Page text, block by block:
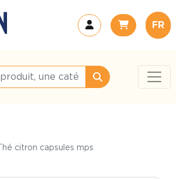
FR
Thé citron capsules mps